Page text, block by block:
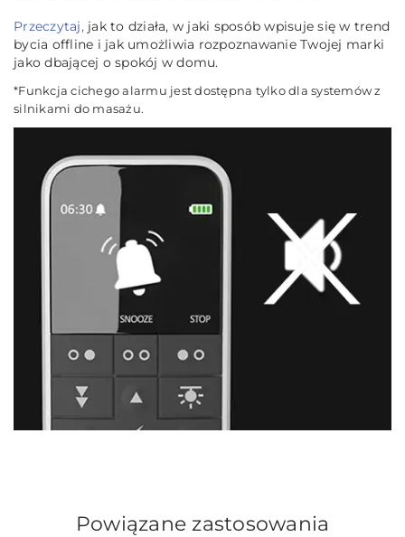
Przeczytaj,jak to działa, w jaki sposób wpisuje się w trend
bycia offline i jak umożliwia rozpoznawanie Twojej marki
jako dbającej o spokój w domu.
*Funkcja cichego alarmu jest dostępna tylko dla systemów z
silnikami do masażu.
Powiązane zastosowania